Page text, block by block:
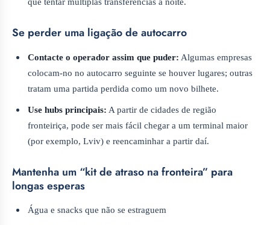
Se perder uma ligação de autocarro
Contacte o operador assim que puder: Algumas empresas
colocam-no no autocarro seguinte se houver lugares; outras
tratam uma partida perdida como um novo bilhete.
Use hubs principais: A partir de cidades de região
fronteiriça, pode ser mais fácil chegar a um terminal maior
(por exemplo, Lviv) e reencaminhar a partir daí.
Mantenha um “kit de atraso na fronteira” para
longas esperas
Água e snacks que não se estraguem